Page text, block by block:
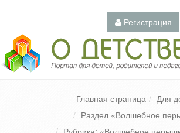
Регистрация
Педагогический портал «О детстве»
Главная страница
Для
Раздел «Волшебное